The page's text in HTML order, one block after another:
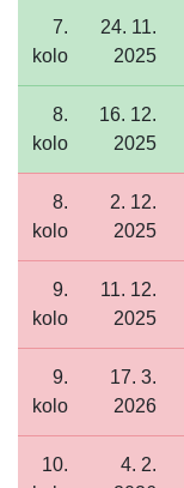
7.
kolo
24. 11.
2025
8.
kolo
16. 12.
2025
8.
kolo
2. 12.
2025
9.
kolo
11. 12.
2025
9.
kolo
17. 3.
2026
10.
4. 2.